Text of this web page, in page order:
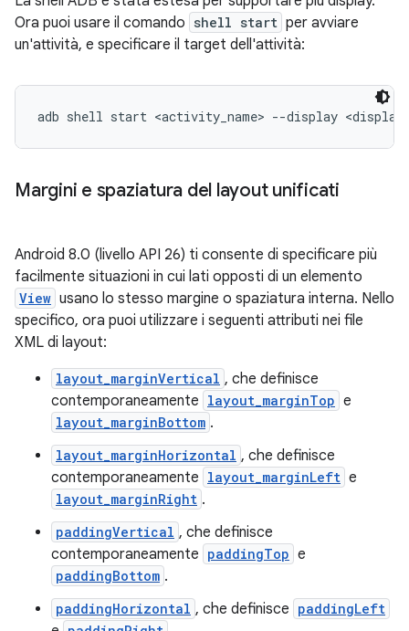
Ora puoi usare il comando shell start per avviare
un'attività, e specificare il target dell'attività:
Margini e spaziatura del layout unificati
Android 8.0 (livello API 26) ti consente di specificare più
facilmente situazioni in cui lati opposti di un elemento
View usano lo stesso margine o spaziatura interna. Nello
specifico, ora puoi utilizzare i seguenti attributi nei file
XML di layout:
layout_marginVertical , che definisce
contemporaneamente layout_marginTop e
layout_marginBottom .
layout_marginHorizontal , che definisce
contemporaneamente layout_marginLeft e
layout_marginRight .
paddingVertical , che definisce
contemporaneamente paddingTop e
paddingBottom .
paddingHorizontal , che definisce paddingLeft